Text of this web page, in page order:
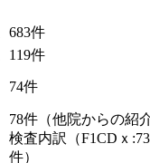
683件
119件
74件
78件（他院からの紹
検査内訳（F1CDｘ
件）